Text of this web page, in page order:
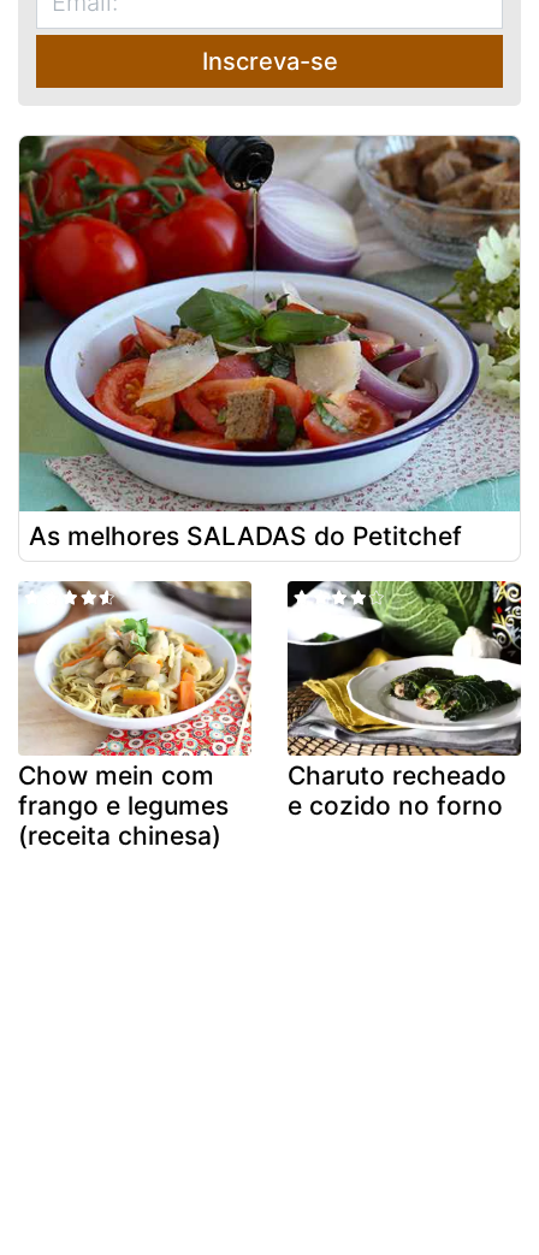
Inscreva-se
As melhores SALADAS do Petitchef
Chow mein com
frango e legumes
(receita chinesa)
Charuto recheado
e cozido no forno